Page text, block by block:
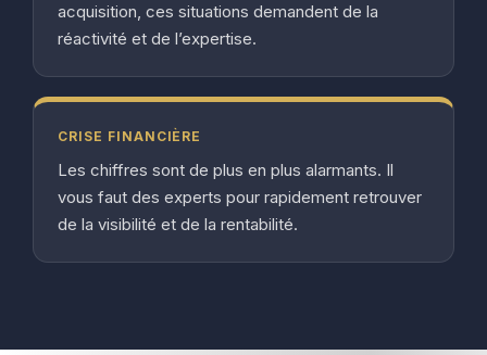
acquisition, ces situations demandent de la
réactivité et de l’expertise.
CRISE FINANCIÈRE
Les chiffres sont de plus en plus alarmants. Il
vous faut des experts pour rapidement retrouver
de la visibilité et de la rentabilité.